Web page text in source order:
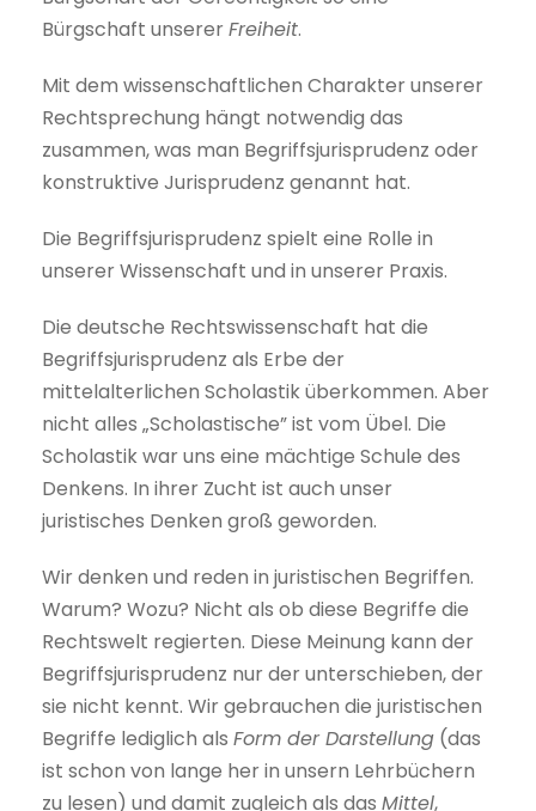
Bürgschaft unsererFreiheit.
Mit dem wissenschaftlichen Charakter unserer
Rechtsprechung hängt notwendig das
zusammen, was man Begriffsjurisprudenz oder
konstruktive Jurisprudenz genannt hat.
Die Begriffsjurisprudenz spielt eine Rolle in
unserer Wissenschaft und in unserer Praxis.
Die deutsche Rechtswissenschaft hat die
Begriffsjurisprudenz als Erbe der
mittelalterlichen Scholastik überkommen. Aber
nicht alles „Scholastische” ist vom Übel. Die
Scholastik war uns eine mächtige Schule des
Denkens. In ihrer Zucht ist auch unser
juristisches Denken groß geworden.
Wir denken und reden in juristischen Begriffen.
Warum? Wozu? Nicht als ob diese Begriffe die
Rechtswelt regierten. Diese Meinung kann der
Begriffsjurisprudenz nur der unterschieben, der
sie nicht kennt. Wir gebrauchen die juristischen
Begriffe lediglich als Form der Darstellung (das
ist schon von lange her in unsern Lehrbüchern
zu lesen) und damit zugleich als das Mittel,